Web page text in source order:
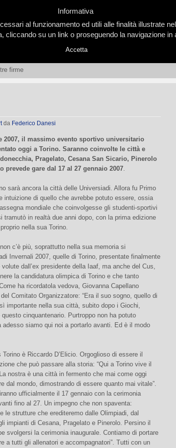
firme
da Federico Danesi
2007, il massimo evento sportivo universitario
oggi a Torino. Saranno coinvolte le città e
Pragelato, Cesana San Sicario, Pinerolo
prevede gare dal 17 al 27 gennaio 2007.
sarà ancora la città delle Universiadi. Allora fu Primo
intuizione di quello che avrebbe potuto essere, ossia
mondiale che coinvolgesse gli studenti-sportivi
tramutò in realtà due anni dopo, con la prima edizione
nella sua Torino.
c’è più, soprattutto nella sua memoria si
Invernali 2007, quelle di Torino, presentate finalmente
dall’ex presidente della Iaaf, ma anche del Cus,
la candidatura olimpica di Torino e che tanto
ha ricordatola vedova, Giovanna Capellano
Comitato Organizzatore: “Era il suo sogno, quello di
importante nella sua città, subito dopo i Giochi,
cinquantenario. Purtroppo non ha potuto
adesso siamo qui noi a portarlo avanti. Ed è il modo
Torino è Riccardo D’Elicio. Orgoglioso di essere il
che può passare alla storia: “Qui a Torino vive il
nostra è una città in fermento che mai come oggi
dal mondo, dimostrando di essere quanto mai vitale”.
ufficialmente il 17 gennaio con la cerimonia
fino al 27. Un impegno che non spaventa:
le strutture che erediteremo dalle Olimpiadi, dal
impianti di Cesana, Pragelato e Pinerolo. Persino il
svolgersi la cerimonia inaugurale. Contiamo di portare
a tutti gli allenatori e accompagnatori”. Tutti con un
Informativa
al funzionamento ed utili alle finalità illustrate
cliccando su un link o proseguendo la navigazione in
Accetta